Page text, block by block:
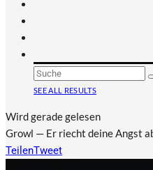
SEE ALL RESULTS
Wird gerade gelesen
Growl — Er riecht deine Angst
TeilenTweet